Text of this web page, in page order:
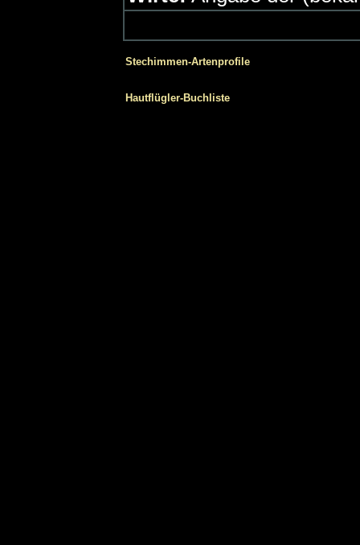
Stechimmen-Artenprofile
Hautflügler-Buchliste